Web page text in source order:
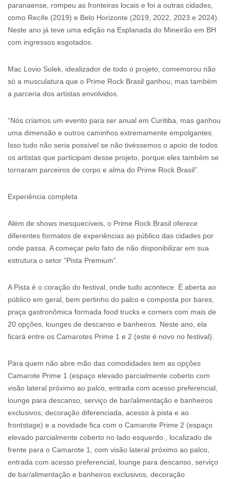
paranaense, rompeu as fronteiras locais e foi a outras cidades,
como Recife (2019) e Belo Horizonte (2019, 2022, 2023 e 2024).
Neste ano já teve uma edição na Esplanada do Mineirão em BH
com ingressos esgotados.
Mac Lovio Solek, idealizador de todo o projeto, comemorou não
só a musculatura que o Prime Rock Brasil ganhou, mas também
a parceria dos artistas envolvidos.
“Nós criamos um evento para ser anual em Curitiba, mas ganhou
uma dimensão e outros caminhos extremamente empolgantes.
Isso tudo não seria possível se não tivéssemos o apoio de todos
os artistas que participam desse projeto, porque eles também se
tornaram parceiros de corpo e alma do Prime Rock Brasil”.
Experiência completa
Além de shows inesquecíveis, o Prime Rock Brasil oferece
diferentes formatos de experiências ao público das cidades por
onde passa. A começar pelo fato de não disponibilizar em sua
estrutura o setor “Pista Premium”.
A Pista é o coração do festival, onde tudo acontece. É aberta ao
público em geral, bem pertinho do palco e composta por bares,
praça gastronômica formada food trucks e corners com mais de
20 opções, lounges de descanso e banheiros. Neste ano, ela
ficará entre os Camarotes Prime 1 e 2 (este é novo no festival).
Para quem não abre mão das comodidades tem as opções
Camarote Prime 1 (espaço elevado parcialmente coberto com
visão lateral próximo ao palco, entrada com acesso preferencial,
lounge para descanso, serviço de bar/alimentação e banheiros
exclusivos, decoração diferenciada, acesso à pista e ao
frontstage) e a novidade fica com o Camarote Prime 2 (espaço
elevado parcialmente coberto no lado esquerdo , localizado de
frente para o Camarote 1, com visão lateral próximo ao palco,
entrada com acesso preferencial, lounge para descanso, serviço
de bar/alimentação e banheiros exclusivos, decoração